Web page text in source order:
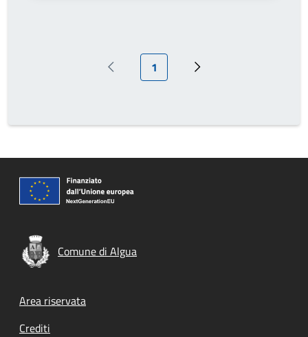
Pagina precedente
Pagina attuale
1 Pagina successiva
Comune di Algua
Footer menu
Area riservata
Crediti